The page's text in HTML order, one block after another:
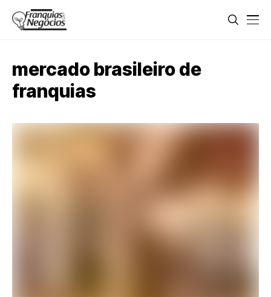
mercado brasileiro de
franquias